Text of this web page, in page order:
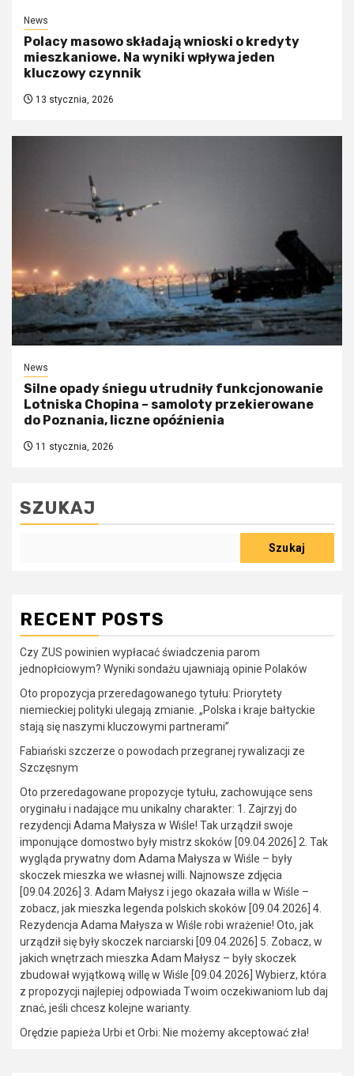
News
Polacy masowo składają wnioski o kredyty
mieszkaniowe. Na wyniki wpływa jeden
kluczowy czynnik
13 stycznia, 2026
News
Silne opady śniegu utrudniły funkcjonowanie
Lotniska Chopina – samoloty przekierowane
do Poznania, liczne opóźnienia
11 stycznia, 2026
SZUKAJ
Szukaj
RECENT POSTS
Czy ZUS powinien wypłacać świadczenia parom
jednopłciowym? Wyniki sondażu ujawniają opinie Polaków
Oto propozycja przeredagowanego tytułu: Priorytety
niemieckiej polityki ulegają zmianie. „Polska i kraje bałtyckie
stają się naszymi kluczowymi partnerami”
Fabiański szczerze o powodach przegranej rywalizacji ze
Szczęsnym
Oto przeredagowane propozycje tytułu, zachowujące sens
oryginału i nadające mu unikalny charakter: 1. Zajrzyj do
rezydencji Adama Małysza w Wiśle! Tak urządził swoje
imponujące domostwo były mistrz skoków [09.04.2026] 2. Tak
wygląda prywatny dom Adama Małysza w Wiśle – były
skoczek mieszka we własnej willi. Najnowsze zdjęcia
[09.04.2026] 3. Adam Małysz i jego okazała willa w Wiśle –
zobacz, jak mieszka legenda polskich skoków [09.04.2026] 4.
Rezydencja Adama Małysza w Wiśle robi wrażenie! Oto, jak
urządził się były skoczek narciarski [09.04.2026] 5. Zobacz, w
jakich wnętrzach mieszka Adam Małysz – były skoczek
zbudował wyjątkową willę w Wiśle [09.04.2026] Wybierz, która
z propozycji najlepiej odpowiada Twoim oczekiwaniom lub daj
znać, jeśli chcesz kolejne warianty.
Orędzie papieża Urbi et Orbi: Nie możemy akceptować zła!